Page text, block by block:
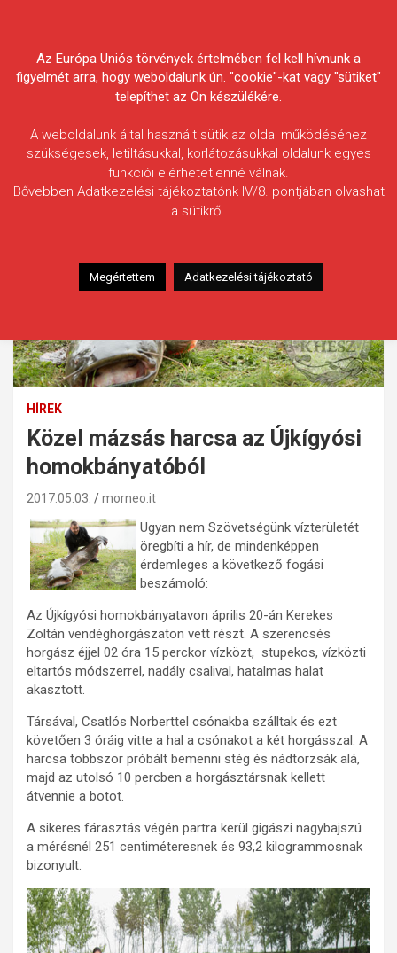
Egyesületek Szövetsége
HÍREK
Közel mázsás harcsa az Újkígyósi
homokbányatóból
2017.05.03. morneo.it
Ugyan nem Szövetségünk vízterületét
öregbíti a hír, de mindenképpen
érdemleges a következő fogási
beszámoló:
Az Újkígyósi homokbányatavon április 20-án Kerekes
Zoltán vendéghorgászaton vett részt. A szerencsés
horgász éjjel 02 óra 15 perckor vízközt, stupekos, vízközti
eltartós módszerrel, nadály csalival, hatalmas halat
akasztott.
Társával, Csatlós Norberttel csónakba szálltak és ezt
követően 3 óráig vitte a hal a csónakot a két horgásszal. A
harcsa többször próbált bemenni stég és nádtorzsák alá,
majd az utolsó 10 percben a horgásztársnak kellett
átvennie a botot.
A sikeres fárasztás végén partra kerül gigászi nagybajszú
a mérésnél 251 centiméteresnek és 93,2 kilogrammosnak
bizonyult.
Az Európa Uniós törvények értelmében fel kell hívnunk a
figyelmét arra, hogy weboldalunk ún. "cookie"-kat vagy "sütiket"
telepíthet az Ön készülékére.
A weboldalunk által használt sütik az oldal működéséhez
szükségesek, letiltásukkal, korlátozásukkal oldalunk egyes
funkciói elérhetetlenné válnak.
Bővebben Adatkezelési tájékoztatónk IV/8. pontjában olvashat
a sütikről.
Megértettem Adatkezelési tájékoztató